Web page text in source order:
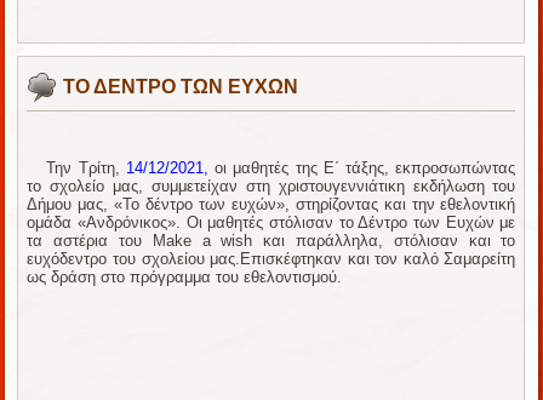
ΤΟ ΔΕΝΤΡΟ ΤΩΝ ΕΥΧΩΝ
Την Τρίτη, 14/12/2021, οι μαθητές της Ε΄ τάξης, εκπροσωπώντας
το σχολείο μας, συμμετείχαν στη χριστουγεννιάτικη εκδήλωση του
Δήμου μας, «Το δέντρο των ευχών», στηρίζοντας και την εθελοντική
ομάδα «Ανδρόνικος». Οι μαθητές στόλισαν το Δέντρο των Ευχών με
τα αστέρια του Make a wish και παράλληλα, στόλισαν και το
ευχόδεντρο του σχολείου μας.Επισκέφτηκαν και τον καλό Σαμαρείτη
ως δράση στο πρόγραμμα του εθελοντισμού.